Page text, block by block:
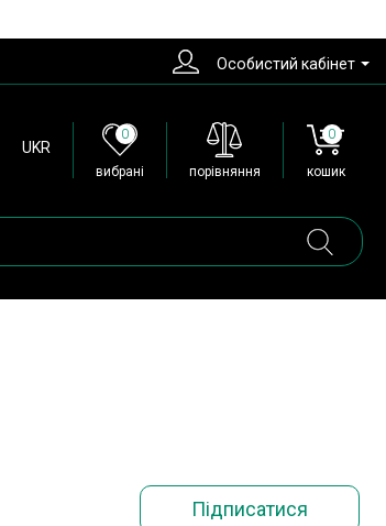
Особистий кабінет
UKR
0
вибрані порівняння
0
кошик